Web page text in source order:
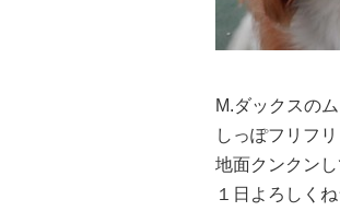
M.ダックスの
しっぽフリフ
地面クンクン
１日よろしく